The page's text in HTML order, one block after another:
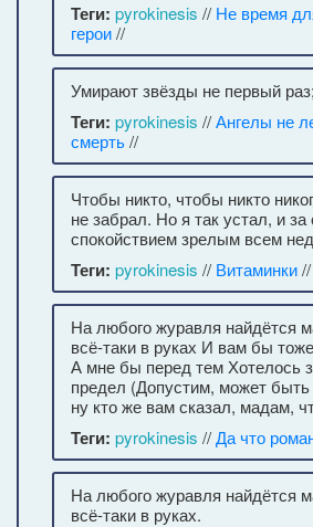
Теги: pyrokinesis // Не время
герои//
Умирают звёзды не первый
Теги: pyrokinesis //Ангелы не
смерть//
Чтобы никто, чтобы никто
не забрал. Но я так устал, и
спокойствием зрелым всем
Теги: pyrokinesis // Витаминки//
На любого журавля найдётся
всё-таки в руках И вам бы
А мне бы перед тем Хотелось
предел (Допустим, может
ну кто же вам сказал, мадам,
Теги: pyrokinesis //Да что
На любого журавля найдётся
всё-таки в руках.